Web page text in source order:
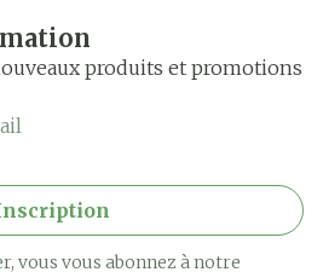
produits et promotions
vous vous abonnez à notre